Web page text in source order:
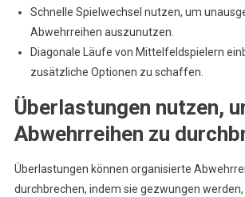
Schnelle Spielwechsel nutzen, um
Abwehrreihen auszunutzen.
Diagonale Läufe von Mittelfeldspielern
zusätzliche Optionen zu schaffen.
Überlastungen nutzen,
Abwehrreihen zu
Überlastungen können organisierte
durchbrechen, indem sie gezwungen